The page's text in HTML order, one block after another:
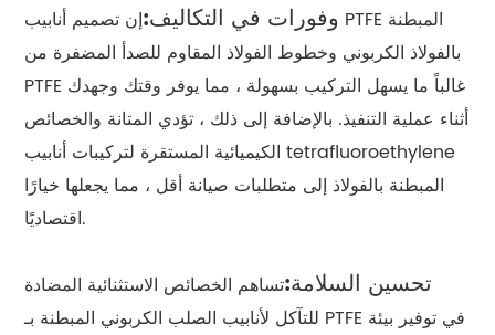
وفورات في التكاليف:إن تصميم أنابيب PTFE المبطنة
بالفولاذ الكربوني وخطوط الفولاذ المقاوم للصدأ المضفرة من
PTFE غالباً ما يسهل التركيب بسهولة ، مما يوفر وقتك وجهدك
أثناء عملية التنفيذ. بالإضافة إلى ذلك ، تؤدي المتانة والخصائص
الكيميائية المستقرة لتركيبات أنابيب tetrafluoroethylene
المبطنة بالفولاذ إلى متطلبات صيانة أقل ، مما يجعلها خيارًا
اقتصاديًا.
تحسين السلامة:تساهم الخصائص الاستثنائية المضادة
للتآكل لأنابيب الصلب الكربوني المبطنة بـ PTFE في توفير بيئة